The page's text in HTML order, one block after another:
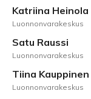
Katriina Heinola
Luonnonvarakeskus
Satu Raussi
Luonnonvarakeskus
Tiina Kauppinen
Luonnonvarakeskus